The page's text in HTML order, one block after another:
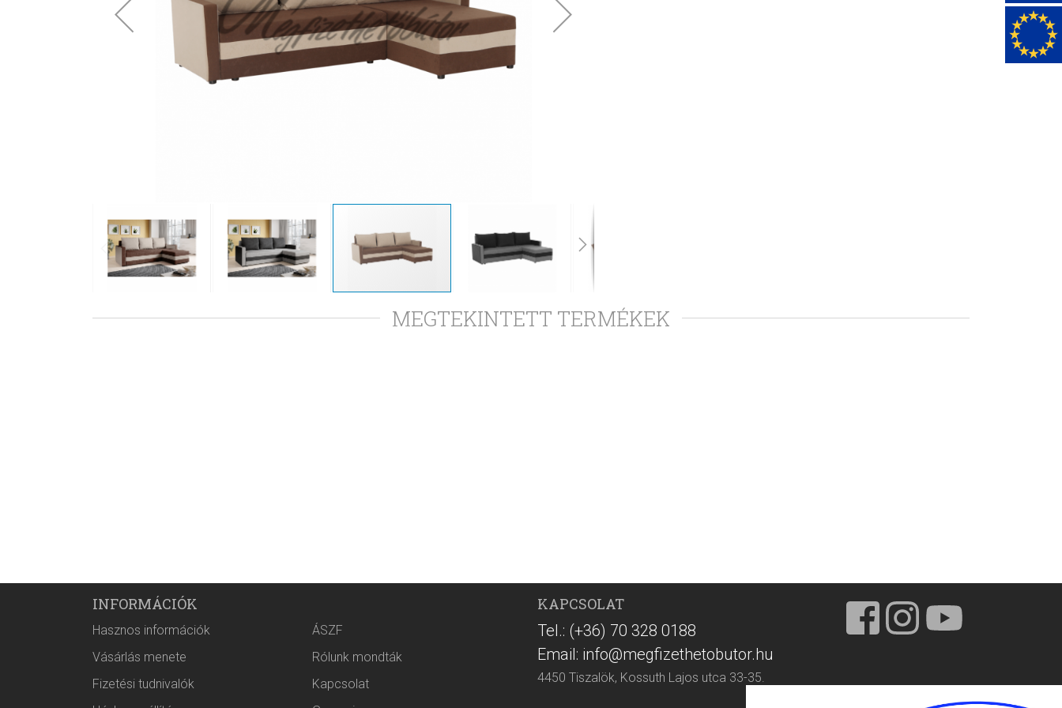
MEGTEKINTETT TERMÉKEK
INFORMÁCIÓK
Hasznos információk
ÁSZF
Vásárlás menete
Rólunk mondták
Fizetési tudnivalók
Kapcsolat
KAPCSOLAT
Tel.: (+36) 70 328 0188
Email: info@megfizethetobutor.hu
4450 Tiszalök, Kossuth Lajos utca 33-35.